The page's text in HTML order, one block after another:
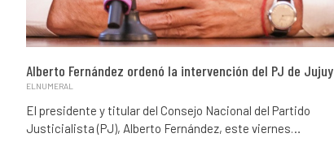
Alberto Fernández ordenó la intervención del PJ de Jujuy
ELNUMERAL
El presidente y titular del Consejo Nacional del Partido
Justicialista (PJ), Alberto Fernández, este viernes…